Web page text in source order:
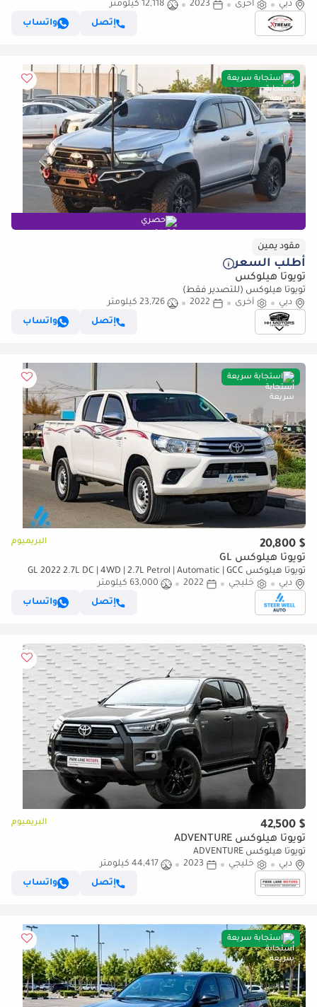
دبي أخرى 2023
12,118 كيلومتر
إتصل
واتساب
استجابة سريعة
حصري
مقود يمين
أطلب السعر
تويوتا هيلوكس
تويوتا هيلوكس (للتصدير فقط)
دبي
أخرى 2022
23,726 كيلومتر
إتصل
واتساب
استجابة سريعة
$ 20,800 البريميوم
تويوتا هيلوكس GL
تويوتا هيلوكس GL 2022 2.7L DC | 4WD | 2.7L Petrol | Automatic | GCC
Specs | Best Price | Export Only
دبي خليجي 2022
63,000 كيلومتر
إتصل
واتساب
$ 42,500 البريميوم
تويوتا هيلوكس ADVENTURE
تويوتا هيلوكس ADVENTURE
دبي
خليجي 2023
44,417 كيلومتر
إتصل
واتساب
استجابة سريعة